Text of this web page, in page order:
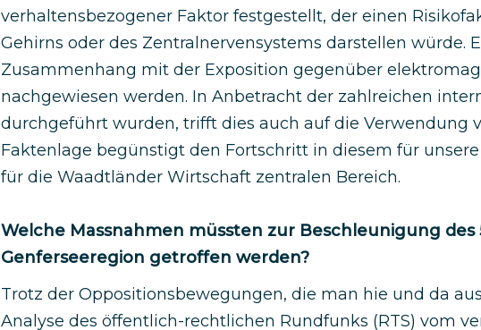
verhaltensbezogener Faktor festgestellt, der einen
Gehirns oder des Zentralnervensystems darstellen würde.
Zusammenhang mit der Exposition gegenüber
nachgewiesen werden. In Anbetracht der zahlreichen
durchgeführt wurden, trifft dies auch auf die Verwendung
Faktenlage begünstigt den Fortschritt in diesem für
für die Waadtländer Wirtschaft zentralen Bereich.
Welche Massnahmen müssten zur Beschleunigung des
Genferseeregion getroffen werden?
Trotz der Oppositionsbewegungen, die man hie und da
Analyse des öffentlich-rechtlichen Rundfunks (RTS) vom